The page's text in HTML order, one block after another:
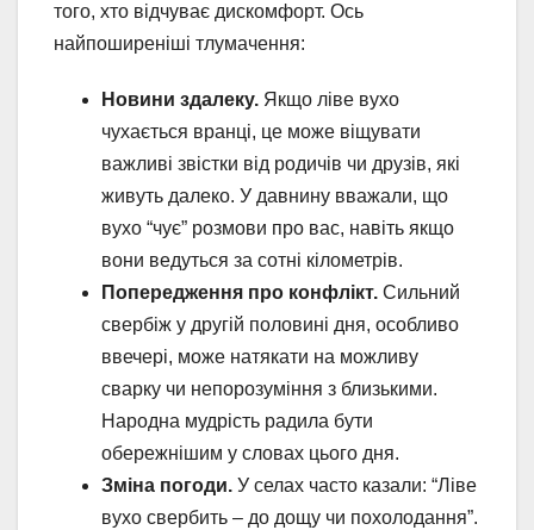
того, хто відчуває дискомфорт. Ось
найпоширеніші тлумачення:
Новини здалеку. Якщо ліве вухо
чухається вранці, це може віщувати
важливі звістки від родичів чи друзів, які
живуть далеко. У давнину вважали, що
вухо “чує” розмови про вас, навіть якщо
вони ведуться за сотні кілометрів.
Попередження про конфлікт. Сильний
свербіж у другій половині дня, особливо
ввечері, може натякати на можливу
сварку чи непорозуміння з близькими.
Народна мудрість радила бути
обережнішим у словах цього дня.
Зміна погоди. У селах часто казали: “Ліве
вухо свербить – до дощу чи похолодання”.